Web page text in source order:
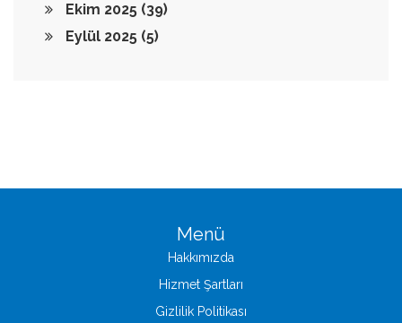
Ekim 2025 (39)
Eylül 2025 (5)
Menü
Hakkımızda
Hizmet Şartları
Gizlilik Politikası